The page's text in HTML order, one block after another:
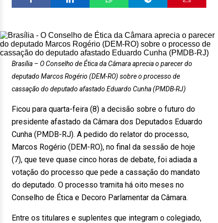
Brasília – O Conselho de Ética da Câmara aprecia o parecer do
deputado Marcos Rogério (DEM-RO) sobre o processo de
cassação do deputado afastado Eduardo Cunha (PMDB-RJ)
Ficou para quarta-feira (8) a decisão sobre o futuro do
presidente afastado da Câmara dos Deputados Eduardo
Cunha (PMDB-RJ). A pedido do relator do processo,
Marcos Rogério (DEM-RO), no final da sessão de hoje
(7), que teve quase cinco horas de debate, foi adiada a
votação do processo que pede a cassação do mandato
do deputado. O processo tramita há oito meses no
Conselho de Ética e Decoro Parlamentar da Câmara.
Entre os titulares e suplentes que integram o colegiado,